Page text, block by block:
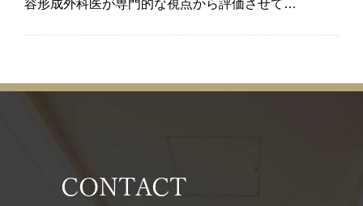
容形成外科医が専門的な視点から評価させて…
CONTACT